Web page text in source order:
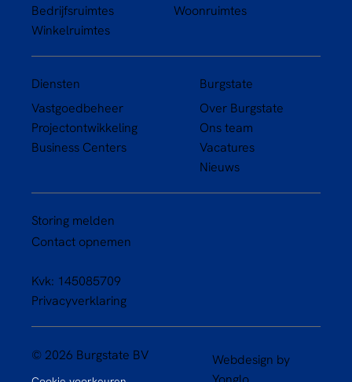
Bedrijfsruimtes
Winkelruimtes
Woonruimtes
Diensten
Vastgoedbeheer
Projectontwikkeling
Business Centers
Burgstate
Over Burgstate
Ons team
Vacatures
Nieuws
Storing melden
Contact opnemen
Kvk: 145085709
Privacyverklaring
© 2026 Burgstate BV
Webdesign by